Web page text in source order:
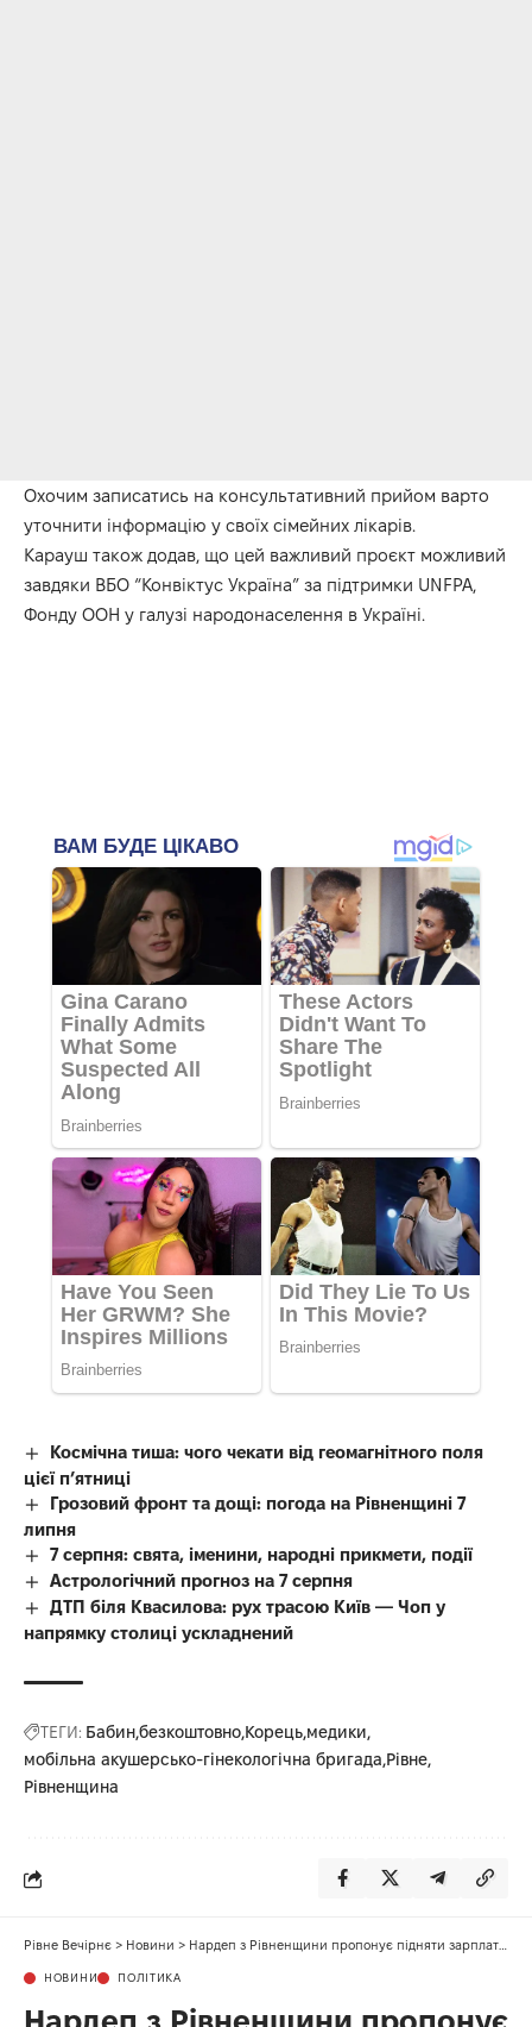
Охочим записатись на консультативний прийом варто
уточнити інформацію у своїх сімейних лікарів.
Карауш також додав, що цей важливий проєкт можливий
завдяки ВБО “Конвіктус Україна” за підтримки UNFPA,
Фонду ООН у галузі народонаселення в Україні.
Космічна тиша: чого чекати від геомагнітного поля
цієї п’ятниці
Грозовий фронт та дощі: погода на Рівненщині 7
липня
7 серпня: свята, іменини, народні прикмети, події
Астрологічний прогноз на 7 серпня
ДТП біля Квасилова: рух трасою Київ — Чоп у
напрямку столиці ускладнений
ТЕГИ: Бабинбезкоштовно Корець медики
мобільна акушерсько-гінекологічна бригада Рівне
Рівненщина
Рівне Вечірнє > Новини > Нардеп з Рівненщини пропонує підняти зарплату поліцейським
НОВИНИ ПОЛІТИКА